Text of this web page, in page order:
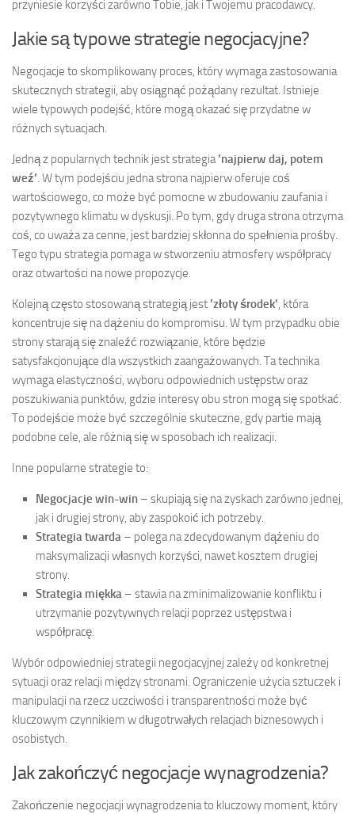
przyniesie korzyści zarówno Tobie, jak i Twojemu pracodawcy.
Jakie są typowe strategie negocjacyjne?
Negocjacje to skomplikowany proces, który wymaga zastosowania
skutecznych strategii, aby osiągnąć pożądany rezultat. Istnieje
wiele typowych podejść, które mogą okazać się przydatne w
różnych sytuacjach.
Jedną z popularnych technik jest strategia’najpierw daj, potem
weź’. W tym podejściu jedna strona najpierw oferuje coś
wartościowego, co może być pomocne w zbudowaniu zaufania i
pozytywnego klimatu w dyskusji. Po tym, gdy druga strona otrzyma
coś, co uważa za cenne, jest bardziej skłonna do spełnienia prośby.
Tego typu strategia pomaga w stworzeniu atmosfery współpracy
oraz otwartości na nowe propozycje.
Kolejną często stosowaną strategią jest’złoty środek’, która
koncentruje się na dążeniu do kompromisu. W tym przypadku obie
strony starają się znaleźć rozwiązanie, które będzie
satysfakcjonujące dla wszystkich zaangażowanych. Ta technika
wymaga elastyczności, wyboru odpowiednich ustępstw oraz
poszukiwania punktów, gdzie interesy obu stron mogą się spotkać.
To podejście może być szczególnie skuteczne, gdy partie mają
podobne cele, ale różnią się w sposobach ich realizacji.
Inne popularne strategie to:
Negocjacje win-win – skupiają się na zyskach zarówno jednej,
jak i drugiej strony, aby zaspokoić ich potrzeby.
Strategia twarda – polega na zdecydowanym dążeniu do
maksymalizacji własnych korzyści, nawet kosztem drugiej
strony.
Strategia miękka – stawia na zminimalizowanie konfliktu i
utrzymanie pozytywnych relacji poprzez ustępstwa i
współpracę.
Wybór odpowiedniej strategii negocjacyjnej zależy od konkretnej
sytuacji oraz relacji między stronami. Ograniczenie użycia sztuczek i
manipulacji na rzecz uczciwości i transparentności może być
kluczowym czynnikiem w długotrwałych relacjach biznesowych i
osobistych.
Jak zakończyć negocjacje wynagrodzenia?
Zakończenie negocjacji wynagrodzenia to kluczowy moment, który